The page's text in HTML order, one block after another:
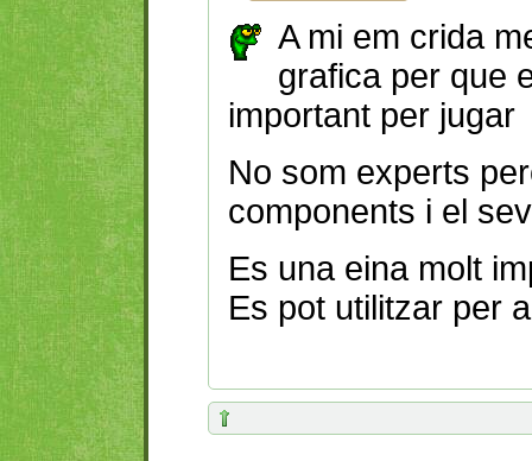
A mi em crida
grafica per que
important per jugar
No som experts
components i el
Es una eina molt
Es pot utilitzar per